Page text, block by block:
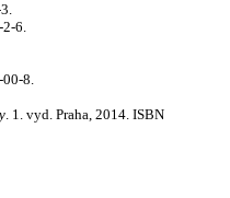
2-6.
00-8.
. 1. vyd. Praha, 2014. ISBN